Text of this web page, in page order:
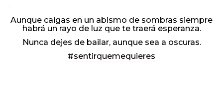
Aunque caigas en un abismo de sombras siempre
habrá un rayo de luz que te traerá esperanza.
Nunca dejes de bailar, aunque sea a oscuras.
#sentirquemequieres